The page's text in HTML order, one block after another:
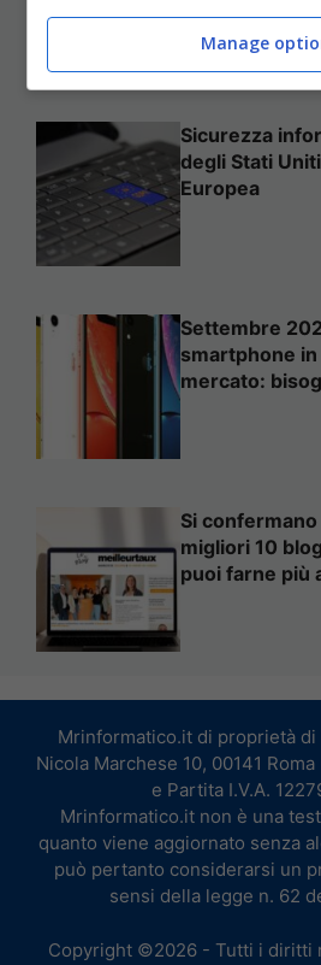
Sicurezza
degli Stati
Europea
Settembre
smartphone
mercato:
Si
migliori 10
puoi farne più
Mrinformatico.it di proprietà di
Nicola Marchese 10, 00141
e Partita I.V.A.
Mrinformatico.it non è una
quanto viene aggiornato senza
può pertanto considerarsi un
sensi della legge n. 62
Copyright ©2026 - Tutti i diritti
Manage